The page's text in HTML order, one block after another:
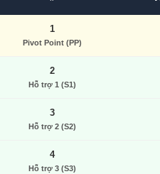
1
Pivot Point (PP)
2
Hỗ trợ 1 (S1)
3
Hỗ trợ 2 (S2)
4
Hỗ trợ 3 (S3)